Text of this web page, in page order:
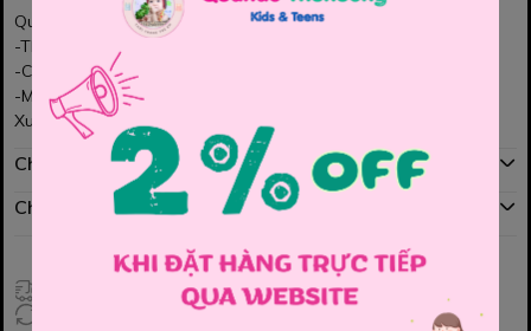
Quần jean Riomio cho bé gái.
-Thiết kế dáng xuông rông,lưng thun bé mặc rất thoải mái
-Chất jean mềm nhe, tháng mát cực kì
-Màu jean rất dễ phối các loại áo, rất xinh nhé MOM ơi
Xuất sứ Việt nam
Chính sách mua hàng
Chính sách đổi hàng
Giao hàng toàn quốc
Đổi hàng 3 ngày (HCM), 7 ngày (Tỉnh)